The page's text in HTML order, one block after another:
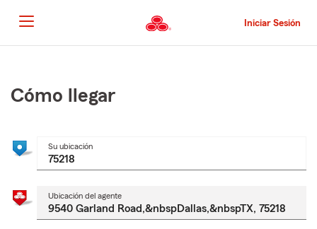
al
contenido
principal
Iniciar Sesión
principal
Cómo llegar
Su ubicación
Ubicación del agente